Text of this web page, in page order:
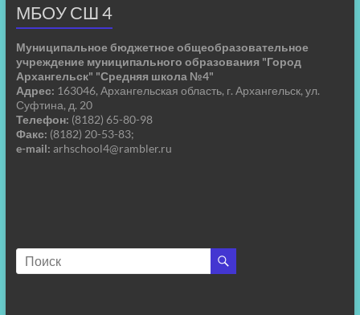
МБОУ СШ 4
Муниципальное бюджетное общеобразовательное
учреждение муниципального образования "Город
Архангельск" "Средняя школа №4"
Адрес: 163046, Архангельская область, г. Архангельск, ул.
Суфтина, д. 20
Телефон: (8182) 65-80-98
Факс: (8182) 20-53-83;
e-mail: arhschool4@rambler.ru